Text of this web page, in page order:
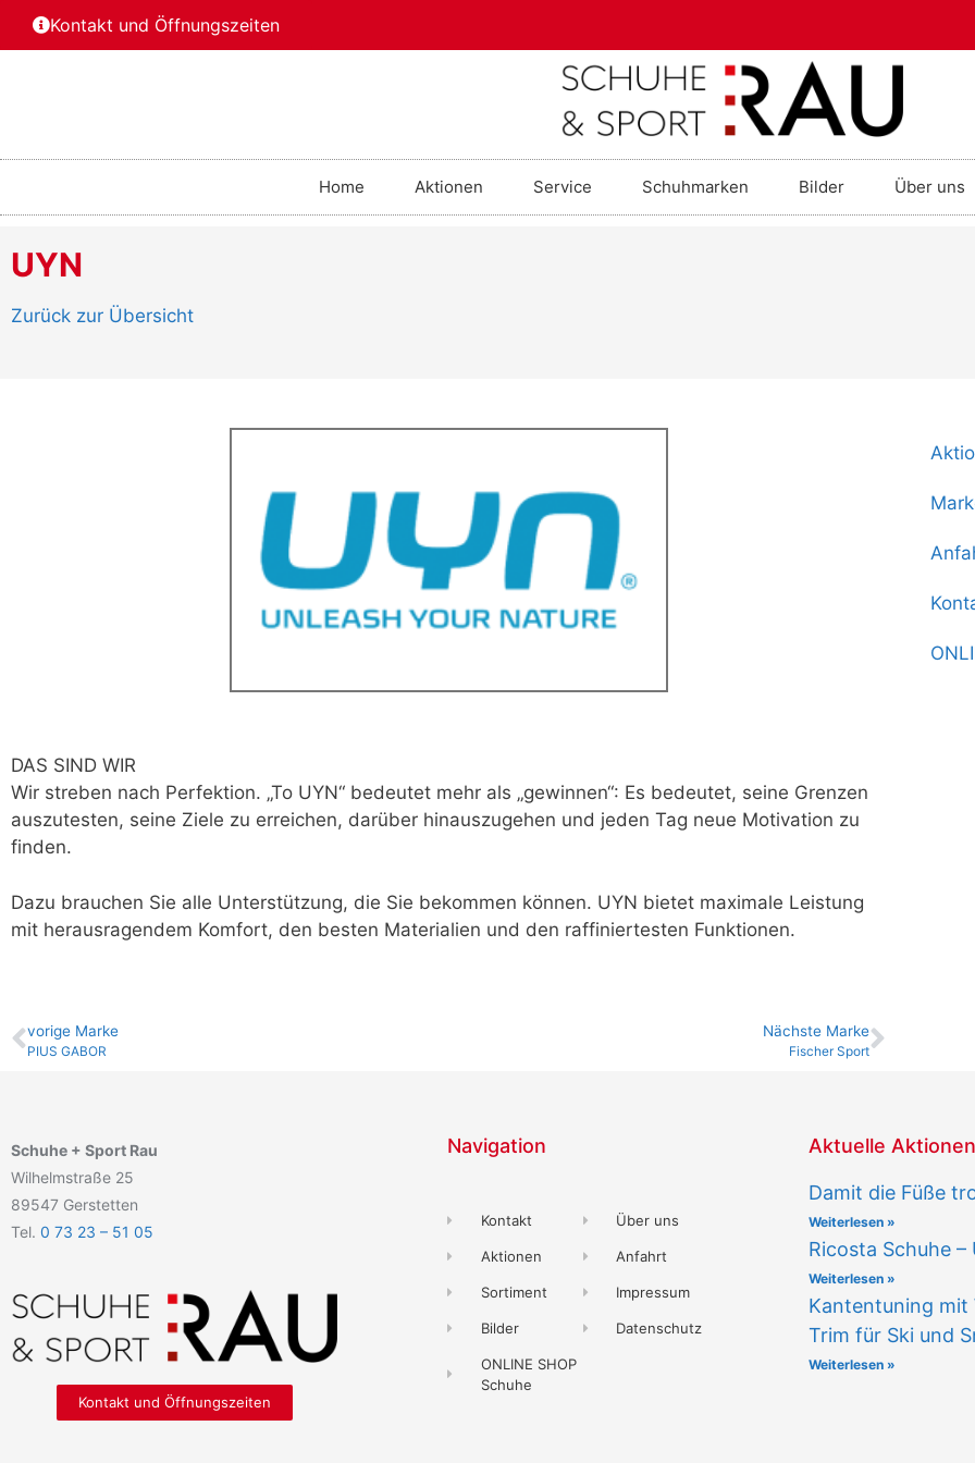
Kontakt und Öffnungszeiten
Home Aktionen Service Schuhmarken Bilder Über uns
UYN
Zurück zur Übersicht
DAS SIND WIR
Wir streben nach Perfektion. „To UYN“ bedeutet mehr als „gewinnen“: Es bedeutet, seine Grenzen
auszutesten, seine Ziele zu erreichen, darüber hinauszugehen und jeden Tag neue Motivation zu
finden.
Dazu brauchen Sie alle Unterstützung, die Sie bekommen können. UYN bietet maximale Leistung
mit herausragendem Komfort, den besten Materialien und den raffiniertesten Funktionen.
vo­ri­ge Marke
PIUS GABOR
Nächste Marke
Fischer Sport
Schuhe + Sport Rau
Wilhelmstraße 25
89547 Gerstetten
Tel. 0 73 23 – 51 05
Kontakt und Öffnungszeiten
Navigation
Kontakt
Aktionen
Sortiment
Bilder
ONLINE SHOP
Schuhe
Über uns
Anfahrt
Impressum
Datenschutz
Aktuelle Aktionen
Damit die Füße
Weiterlesen »
Ricosta Schuhe
Weiterlesen »
Kantentuning mit
Trim für Ski und
Weiterlesen »